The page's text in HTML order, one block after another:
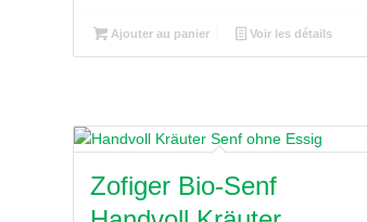
Ajouter au panier Voir les détails
Zofiger Bio-Senf